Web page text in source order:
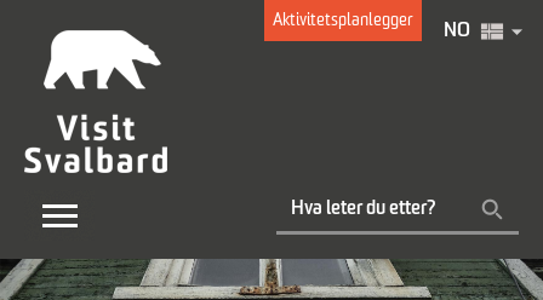
Aktivitetsplanlegger
NO